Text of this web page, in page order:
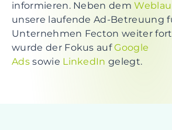
informieren. Neben dem
unsere laufende Ad-Betreuung
Unternehmen Fecton weiter
wurde der Fokus aufGoogle
Adssowie LinkedIn gelegt.